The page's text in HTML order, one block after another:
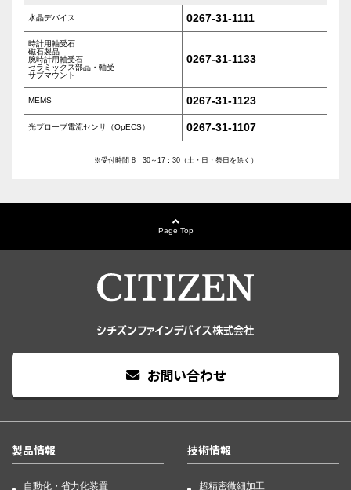
水晶デバイス 0267-31-1111
時計用軸受石
磁石製品
腕時計用軸受石
セラミックス部品・軸受
サブマウント
0267-31-1133
MEMS 0267-31-1123
光プローブ電流センサ（OpECS） 0267-31-1107
※受付時間 8：30～17：30（土・日・祭日を除く）
Page Top
お問い合わせ
製品情報
自動化・省力化装置
技術情報
超精密微細加工